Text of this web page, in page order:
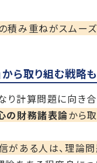
積み重ねがスムー
ら取り組む戦略も
計算問題に向き
の財務諸表論から
ある人は、理論